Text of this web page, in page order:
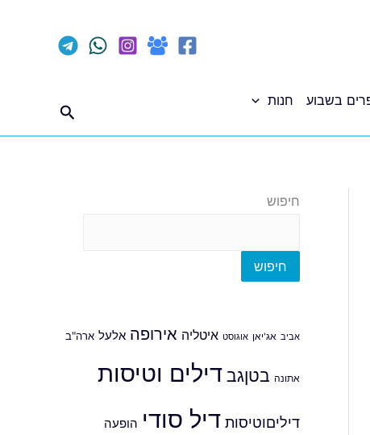
בשבוע
חנות
חיפוש
חיפוש
חיפוש
אביב אג'יאן אוגוסט איטליה אירופה אלעל ארה"ב
אתונה בטןגב דילים וטיסות
דיליםוטיסות דיל סודי הופעה